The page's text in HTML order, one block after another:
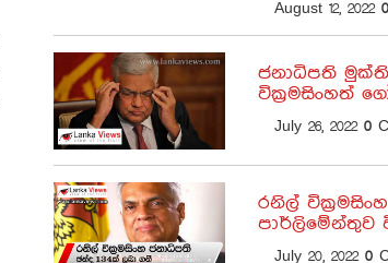
August 12, 2022 0
ජනාධිපති
වික්‍රමසිංහත්
July 26, 2022 0
රනිල්
පාර්ලිමේන්තුව
July 20, 2022 0